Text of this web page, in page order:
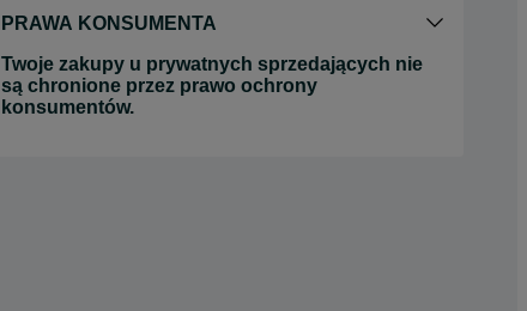
PRAWA KONSUMENTA
Twoje zakupy u prywatnych sprzedających nie
są chronione przez prawo ochrony
konsumentów.